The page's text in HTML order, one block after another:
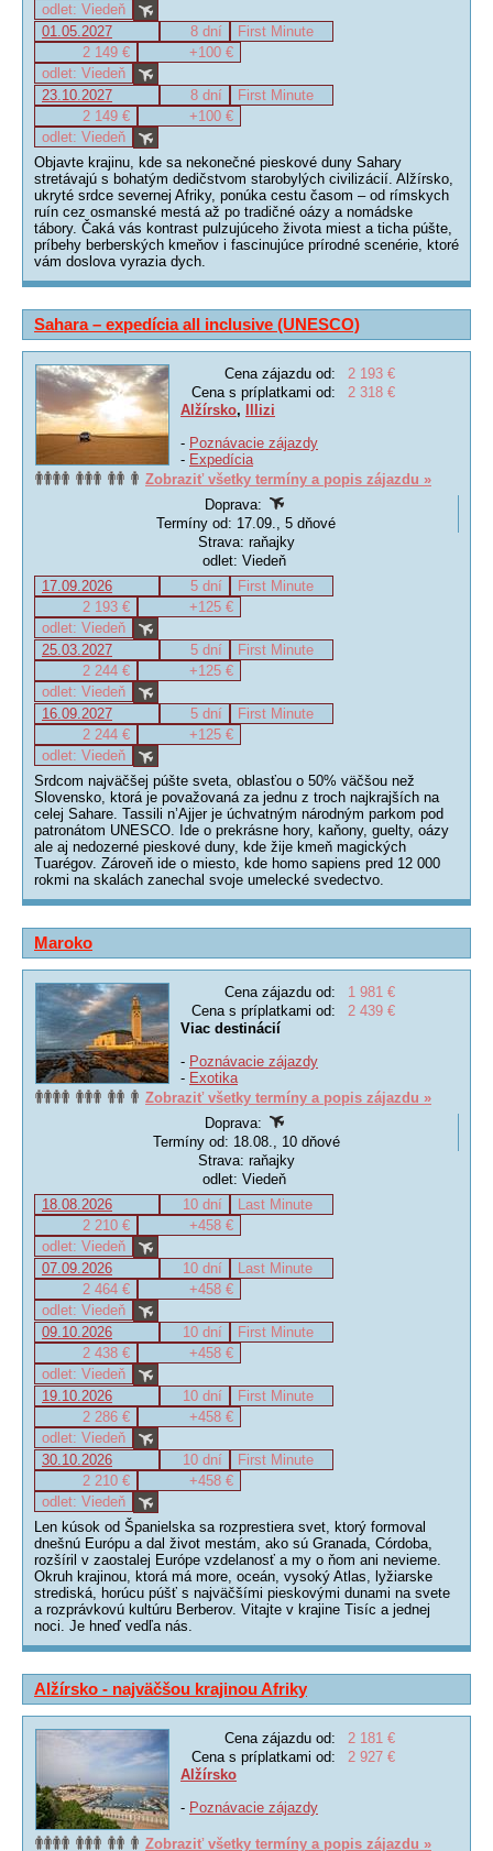
odlet: Viedeň
01.05.2027
8 dní
First Minute
2 149 €
+100 €
odlet: Viedeň
23.10.2027
8 dní
First Minute
2 149 €
+100 €
odlet: Viedeň
Objavte krajinu, kde sa nekonečné pieskové duny Sahary
stretávajú s bohatým dedičstvom starobylých civilizácií. Alžírsko,
ukryté srdce severnej Afriky, ponúka cestu časom – od rímskych
ruín cez osmanské mestá až po tradičné oázy a nomádske
tábory. Čaká vás kontrast pulzujúceho života miest a ticha púšte,
príbehy berberských kmeňov i fascinujúce prírodné scenérie, ktoré
vám doslova vyrazia dych.
Sahara – expedícia all inclusive (UNESCO)
Cena zájazdu od:
2 193 €
Cena s príplatkami od:
2 318 €
Alžírsko,
Illizi
- Poznávacie zájazdy
- Expedícia
Zobraziť všetky termíny a popis zájazdu »
Doprava:
Termíny od: 17.09., 5 dňové
Strava: raňajky
odlet: Viedeň
17.09.2026
5 dní
First Minute
2 193 €
+125 €
odlet: Viedeň
25.03.2027
5 dní
First Minute
2 244 €
+125 €
odlet: Viedeň
16.09.2027
5 dní
First Minute
2 244 €
+125 €
odlet: Viedeň
Srdcom najväčšej púšte sveta, oblasťou o 50% väčšou než
Slovensko, ktorá je považovaná za jednu z troch najkrajších na
celej Sahare. Tassili n’Ajjer je úchvatným národným parkom pod
patronátom UNESCO. Ide o prekrásne hory, kaňony, guelty, oázy
ale aj nedozerné pieskové duny, kde žije kmeň magických
Tuarégov. Zároveň ide o miesto, kde homo sapiens pred 12 000
rokmi na skalách zanechal svoje umelecké svedectvo.
Maroko
Cena zájazdu od:
1 981 €
Cena s príplatkami od:
2 439 €
Viac destinácií
- Poznávacie zájazdy
- Exotika
Zobraziť všetky termíny a popis zájazdu »
Doprava:
Termíny od: 18.08., 10 dňové
Strava: raňajky
odlet: Viedeň
18.08.2026
10 dní
Last Minute
2 210 €
+458 €
odlet: Viedeň
07.09.2026
10 dní
Last Minute
2 464 €
+458 €
odlet: Viedeň
09.10.2026
10 dní
First Minute
2 438 €
+458 €
odlet: Viedeň
19.10.2026
10 dní
First Minute
2 286 €
+458 €
odlet: Viedeň
30.10.2026
10 dní
First Minute
2 210 €
+458 €
odlet: Viedeň
Len kúsok od Španielska sa rozprestiera svet, ktorý formoval
dnešnú Európu a dal život mestám, ako sú Granada, Córdoba,
rozšíril v zaostalej Európe vzdelanosť a my o ňom ani nevieme.
Okruh krajinou, ktorá má more, oceán, vysoký Atlas, lyžiarske
strediská, horúcu púšť s najväčšími pieskovými dunami na svete
a rozprávkovú kultúru Berberov. Vitajte v krajine Tisíc a jednej
noci. Je hneď vedľa nás.
Alžírsko - najväčšou krajinou Afriky
Cena zájazdu od:
2 181 €
Cena s príplatkami od:
2 927 €
Alžírsko
- Poznávacie zájazdy
Zobraziť všetky termíny a popis zájazdu »